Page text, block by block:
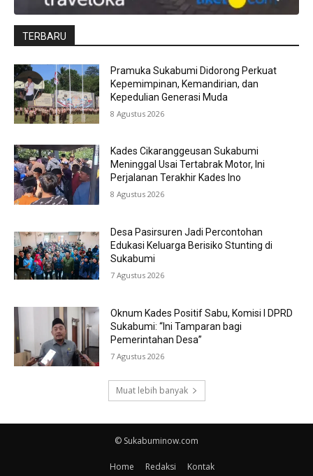
TERBARU
Pramuka Sukabumi Didorong Perkuat
Kepemimpinan, Kemandirian, dan
Kepedulian Generasi Muda
8 Agustus 2026
Kades Cikaranggeusan Sukabumi
Meninggal Usai Tertabrak Motor, Ini
Perjalanan Terakhir Kades Ino
8 Agustus 2026
Desa Pasirsuren Jadi Percontohan
Edukasi Keluarga Berisiko Stunting di
Sukabumi
7 Agustus 2026
Oknum Kades Positif Sabu, Komisi I DPRD
Sukabumi: “Ini Tamparan bagi
Pemerintahan Desa”
7 Agustus 2026
Muat lebih banyak
© Sukabuminow.com
Home Redaksi Kontak